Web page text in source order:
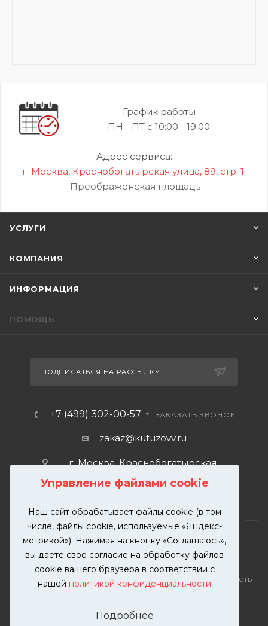
Управление файлами cookie
Наш сайт обрабатывает файлы cookie (в том
числе, файлы cookie, используемые «Яндекс-
метрикой»). Нажимая на кнопку «Соглашаюсь»,
вы даете свое согласие на обработку файлов
cookie вашего браузера в соответствии с
нашей политикой конфиденциальности
Подробнее
График работы
ПН - ПТ с 10:00 - 19:00
Адрес сервиса:
г. Москва, Краснобогатырская улица, 89, стр. 1.
Преображенская площадь
УСЛУГИ
КОМПАНИЯ
ИНФОРМАЦИЯ
ПОМОЩЬ
ПОДПИСАТЬСЯ НА РАССЫЛКУ
+7 (499) 302-00-57 ЗАКАЗАТЬ ЗВОНОК
zakaz@kutuzovv.ru
г. Москва, Краснобогатырская
2026 © KUTUZOVV | Кузовной ремонт и покраска
автомобилей. Вся информация на сайте – собственность
разрешения запрещена. Все права защищены.